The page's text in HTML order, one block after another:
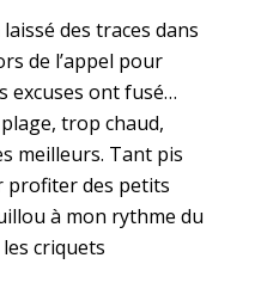
des traces dans
de l’appel pour
excuses ont fusé…
trop chaud,
meilleurs. Tant pis
profiter des petits
à mon rythme du
criquets